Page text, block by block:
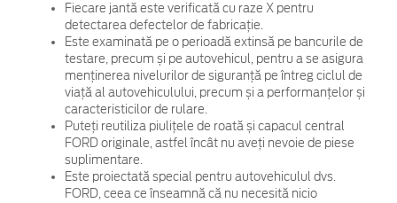
Fiecare jantă este verificată cu raze X pentru
detectarea defectelor de fabricație.
Este examinată pe o perioadă extinsă pe bancurile de
testare, precum și pe autovehicul, pentru a se asigura
menținerea nivelurilor de siguranță pe întreg ciclul de
viață al autovehiculului, precum și a performanțelor și
caracteristicilor de rulare.
Puteți reutiliza piulițele de roată și capacul central
FORD originale, astfel încât nu aveți nevoie de piese
suplimentare.
Este proiectată special pentru autovehiculul dvs.
FORD, ceea ce înseamnă că nu necesită nicio